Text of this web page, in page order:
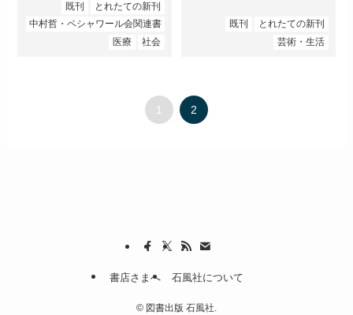
既刊
とれたての新刊
中村哲・ペシャワール会関連書
医療
社会
既刊
とれたての新刊
芸術・生活
1 2
書店さまへ 石風社について
© 図書出版 石風社.